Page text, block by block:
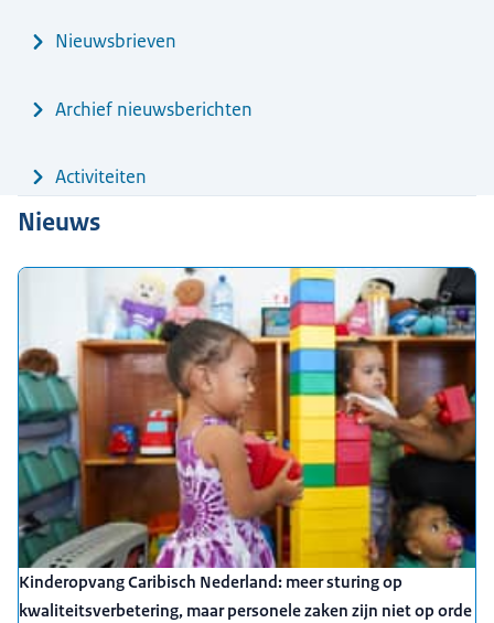
Nieuwsbrieven
Archief nieuwsberichten
Activiteiten
Nieuws
Kinderopvang Caribisch Nederland: meer sturing op
kwaliteitsverbetering, maar personele zaken zijn niet op orde